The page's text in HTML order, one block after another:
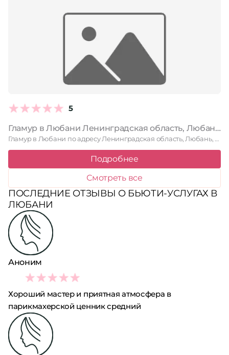
5
Гламур в Любани Ленинградская область, Любань, улица Ленина, 7
Гламур в Любани по адресу Ленинградская область, Любань, улица Ленина, …
Подробнее
Смотреть все
ПОСЛЕДНИЕ ОТЗЫВЫ О БЬЮТИ-УСЛУГАХ В
ЛЮБАНИ
Аноним
4
Хороший мастер и приятная атмосфера в
парикмахерской ценник средний